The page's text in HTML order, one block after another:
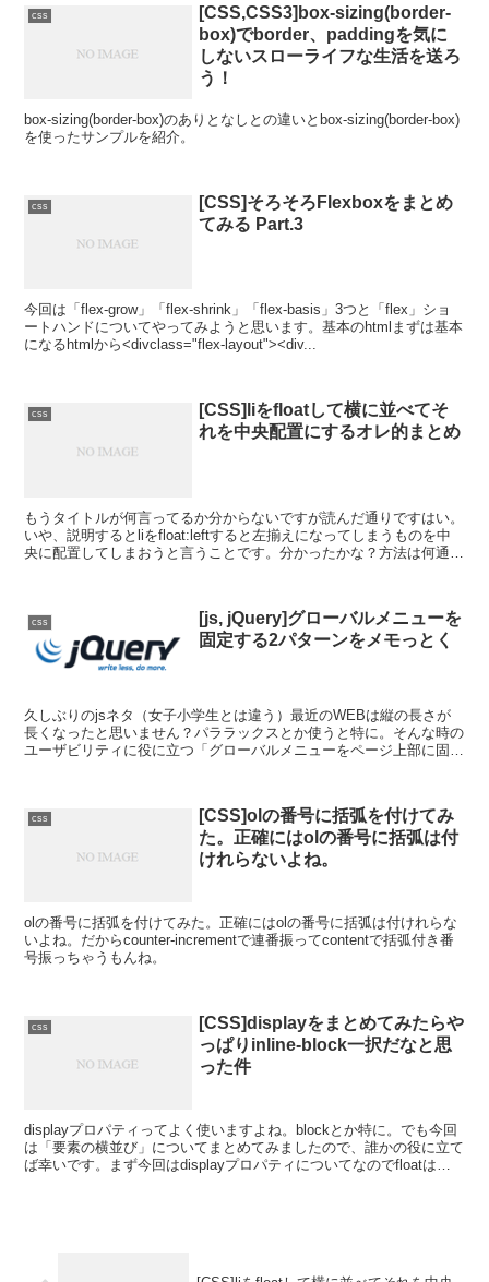
css
[CSS,CSS3]box-sizing(border-
box)でborder、paddingを気に
しないスローライフな生活を送ろ
う！
box-sizing(border-box)のありとなしとの違いとbox-sizing(border-box)
を使ったサンプルを紹介。
css
[CSS]そろそろFlexboxをまとめ
てみる Part.3
今回は「flex-grow」「flex-shrink」「flex-basis」3つと「flex」ショ
ートハンドについてやってみようと思います。基本のhtmlまずは基本
になるhtmlから<divclass="flex-layout"><div...
css
[CSS]liをfloatして横に並べてそ
れを中央配置にするオレ的まとめ
もうタイトルが何言ってるか分からないですが読んだ通りですはい。
いや、説明するとliをfloat:leftすると左揃えになってしまうものを中
央に配置してしまおうと言うことです。分かったかな？方法は何通り
css
[js, jQuery]グローバルメニューを
固定する2パターンをメモっとく
久しぶりのjsネタ（女子小学生とは違う）最近のWEBは縦の長さが
長くなったと思いません？パララックスとか使うと特に。そんな時の
ユーザビリティに役に立つ「グローバルメニューをページ上部に固定
css
[CSS]olの番号に括弧を付けてみ
た。正確にはolの番号に括弧は付
けれらないよね。
olの番号に括弧を付けてみた。正確にはolの番号に括弧は付けれらな
いよね。だからcounter-incrementで連番振ってcontentで括弧付き番
号振っちゃうもんね。
css
[CSS]displayをまとめてみたらや
っぱりinline-block一択だなと思
った件
displayプロパティってよく使いますよね。blockとか特に。でも今回
は「要素の横並び」についてまとめてみましたので、誰かの役に立て
ば幸いです。まず今回はdisplayプロパティについてなのでfloatは無